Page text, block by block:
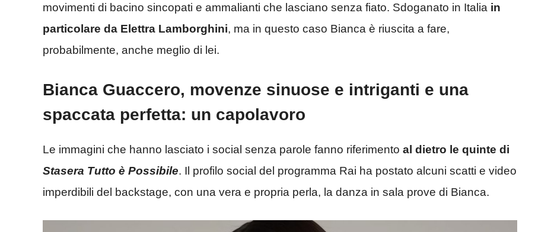
movimenti di bacino sincopati e ammalianti che lasciano senza fiato. Sdoganato in Italia in
particolare da Elettra Lamborghini, ma in questo caso Bianca è riuscita a fare,
probabilmente, anche meglio di lei.
Bianca Guaccero, movenze sinuose e intriganti e una
spaccata perfetta: un capolavoro
Le immagini che hanno lasciato i social senza parole fanno riferimento al dietro le quinte di
Stasera Tutto è Possibile. Il profilo social del programma Rai ha postato alcuni scatti e video
imperdibili del backstage, con una vera e propria perla, la danza in sala prove di Bianca.